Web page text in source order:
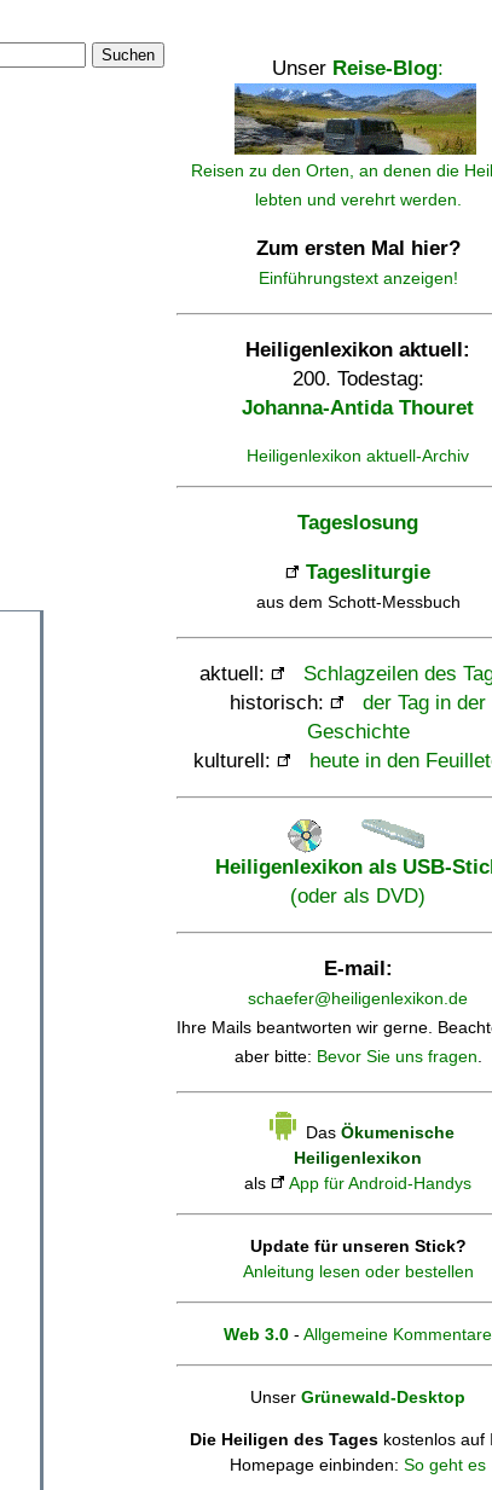
Suchen
Unser Reise-Blog:
Reisen zu den Orten, an denen die
lebten und verehrt werden.
Zum ersten Mal hier?
Einführungstext anzeigen!
Heiligenlexikon aktuell:
200. Todestag:
Johanna-Antida Thouret
Heiligenlexikon aktuell-Archiv
Tageslosung
Tagesliturgie
aus dem Schott-Messbuch
aktuell:
Schlagzeilen des
historisch:
der Tag in der
Geschichte
kulturell:
heute in den
Heiligenlexikon als USB-
(oder als DVD)
E-mail:
schaefer@heiligenlexikon.de
Ihre Mails beantworten wir gerne.
aber bitte: Bevor Sie uns fragen.
Das Ökumenische
Heiligenlexikon
als
App für Android-Handys
Update für unseren Stick?
Anleitung lesen oder bestellen
Web 3.0 - Allgemeine Kommentare
Unser Grünewald-Desktop
Die Heiligen des Tages kostenlos auf
Homepage einbinden: So geht es